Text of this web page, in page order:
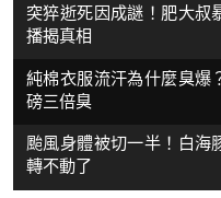
突猝逝死因成謎！肥大
播揭真相
純棉衣服流汗為什麼臭
磅三倍臭
颱風身體被切一半！白
轉不動了